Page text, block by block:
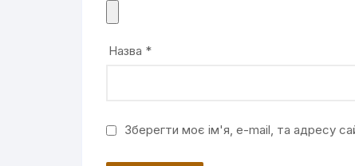
Назва *
Зберегти моє ім'я, e-mail, та адресу